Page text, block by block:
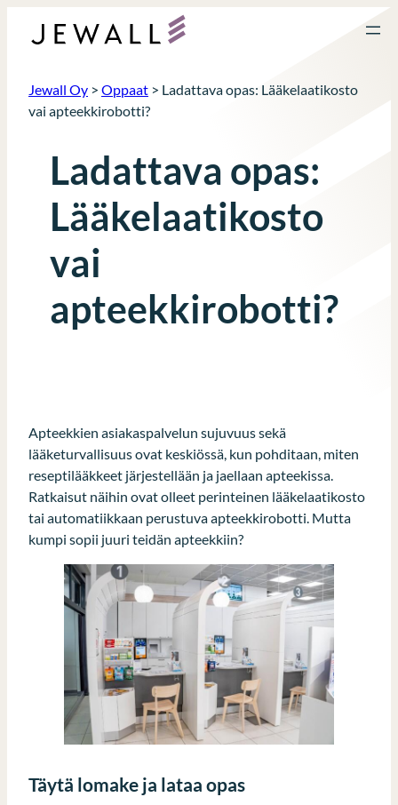
sisältöön
Jewall Oy > Oppaat > Ladattava opas: Lääkelaatikosto
vai apteekkirobotti?
Ladattava opas:
Lääkelaatikosto
vai
apteekkirobotti?
Apteekkien asiakaspalvelun sujuvuus sekä
lääketurvallisuus ovat keskiössä, kun pohditaan, miten
reseptilääkkeet järjestellään ja jaellaan apteekissa.
Ratkaisut näihin ovat olleet perinteinen lääkelaatikosto
tai automatiikkaan perustuva apteekkirobotti. Mutta
kumpi sopii juuri teidän apteekkiin?
Täytä lomake ja lataa opas